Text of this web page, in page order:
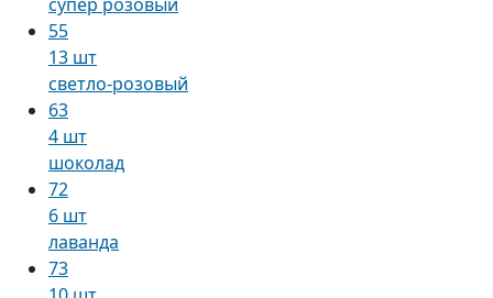
55
13 шт
светло-розовый
63
4 шт
шоколад
72
6 шт
лаванда
73